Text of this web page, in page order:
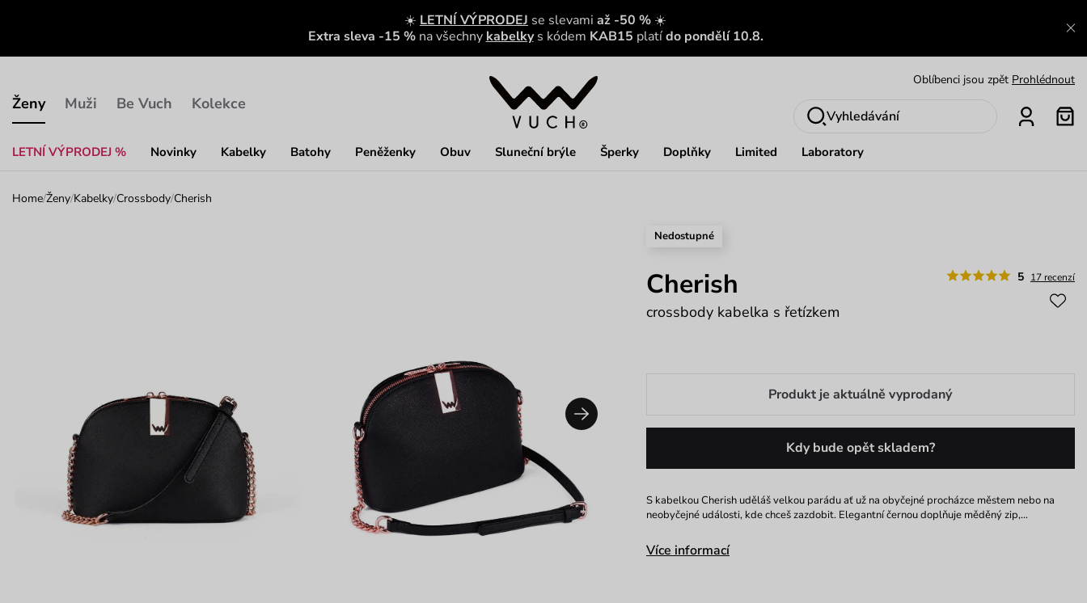
☀️ LETNÍ VÝPRODEJ se slevami až -50 % ☀️
Extra sleva -15 % na všechny kabelky s kódem KAB15 platído pondělí 10.8.
Ženy
LETNÍ VÝPRODEJ % Novinky Kabelky Batohy Peněženky Obuv Sluneční brýle Šperky Doplňky Limited Laboratory
Muži Be Vuch Kolekce
Nech se inspirovat Ukázat
Vyhledávání
Home/Ženy/Kabelky/Crossbody/Cherish
Nedostupné
5 17 recenzí
Cherish
crossbody kabelka s řetízkem
Produkt je aktuálně vyprodaný
Kdy bude opět skladem?
S kabelkou Cherish uděláš velkou parádu ať už na obyčejné procházce městem nebo na
neobyčejné události, kde chceš zazdobit. Elegantní černou doplňuje měděný zip,…
Více informací